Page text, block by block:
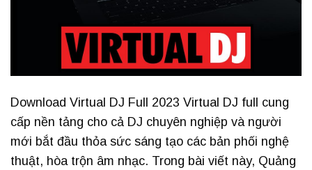
Download Virtual DJ Full 2023 Virtual DJ full cung
cấp nền tảng cho cả DJ chuyên nghiệp và người
mới bắt đầu thỏa sức sáng tạo các bản phối nghệ
thuật, hòa trộn âm nhạc. Trong bài viết này, Quảng